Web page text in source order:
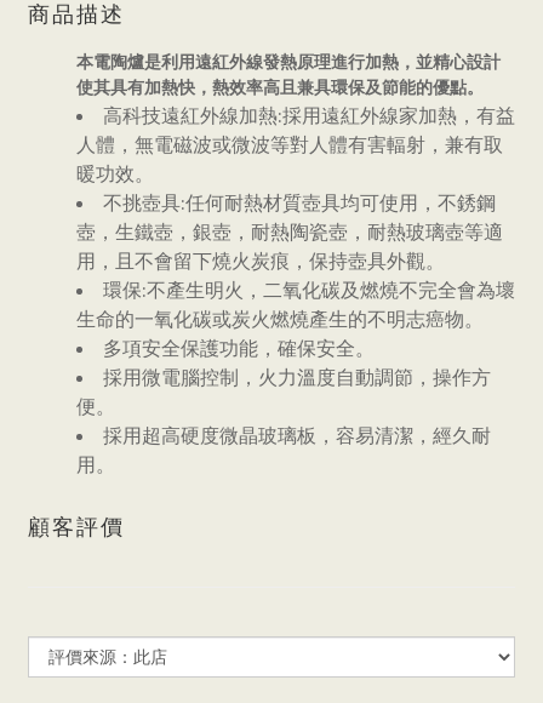
商品描述
本電陶爐是利用遠紅外線發熱原理進行加熱，並精心設計
使其具有加熱快，熱效率高且兼具環保及節能的優點。
高科技遠紅外線加熱:採用遠紅外線家加熱，有益
人體，無電磁波或微波等對人體有害輻射，兼有取
暖功效。
不挑壺具:任何耐熱材質壺具均可使用，不銹鋼
壺，生鐵壺，銀壺，耐熱陶瓷壺，耐熱玻璃壺等適
用，且不會留下燒火炭痕，保持壺具外觀。
環保:不產生明火，二氧化碳及燃燒不完全會為壞
生命的一氧化碳或炭火燃燒產生的不明志癌物。
多項安全保護功能，確保安全。
採用微電腦控制，火力溫度自動調節，操作方
便。
採用超高硬度微晶玻璃板，容易清潔，經久耐
用。
顧客評價